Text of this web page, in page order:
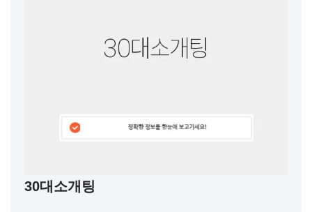
30대소개팅